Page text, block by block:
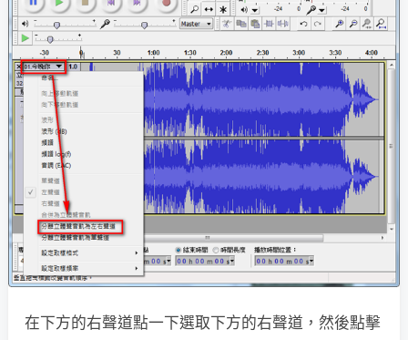
在下方的右聲道點一下選取下方的右聲道，然後點擊